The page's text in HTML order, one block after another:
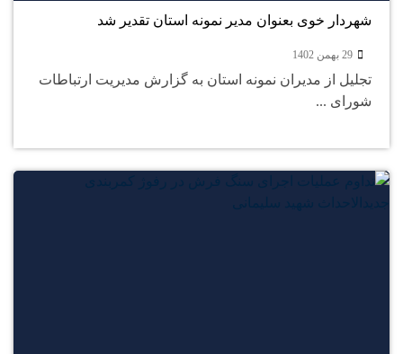
شهردار خوی بعنوان مدیر نمونه استان تقدیر شد
29 بهمن 1402
تجلیل از مدیران نمونه استان به گزارش مدیریت ارتباطات
شورای ...